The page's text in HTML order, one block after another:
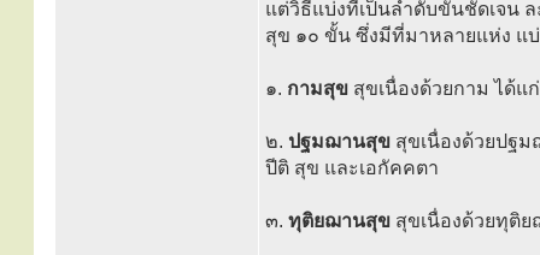
แต่วิธีแบ่งที่เป็นลำดับขั้นชัดเจน
สุข ๑๐ ขั้น ซึ่งมีที่มาหลายแห่ง แ
๑. กามสุข สุขเนื่องด้วยกาม ได้
๒. ปฐมฌานสุข สุขเนื่องด้วยปฐ
ปีติ สุข และเอกัคคตา
๓. ทุติยฌานสุข สุขเนื่องด้วยทุติ